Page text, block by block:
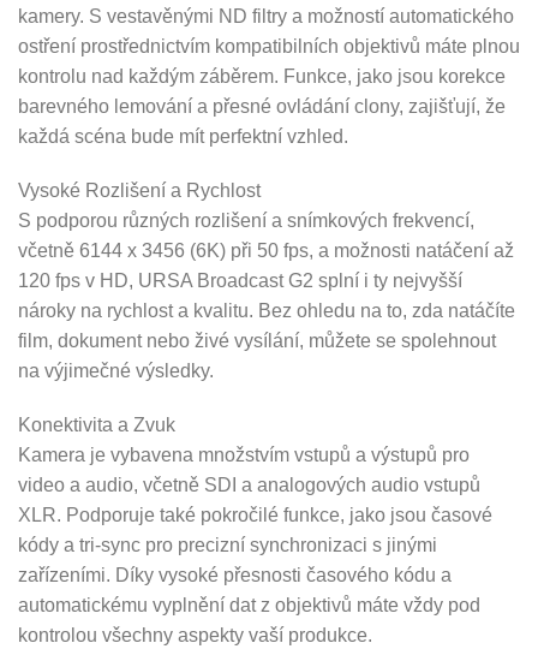
kamery. S vestavěnými ND filtry a možností automatického
ostření prostřednictvím kompatibilních objektivů máte plnou
kontrolu nad každým záběrem. Funkce, jako jsou korekce
barevného lemování a přesné ovládání clony, zajišťují, že
každá scéna bude mít perfektní vzhled.
Vysoké Rozlišení a Rychlost
S podporou různých rozlišení a snímkových frekvencí,
včetně 6144 x 3456 (6K) při 50 fps, a možnosti natáčení až
120 fps v HD, URSA Broadcast G2 splní i ty nejvyšší
nároky na rychlost a kvalitu. Bez ohledu na to, zda natáčíte
film, dokument nebo živé vysílání, můžete se spolehnout
na výjimečné výsledky.
Konektivita a Zvuk
Kamera je vybavena množstvím vstupů a výstupů pro
video a audio, včetně SDI a analogových audio vstupů
XLR. Podporuje také pokročilé funkce, jako jsou časové
kódy a tri-sync pro precizní synchronizaci s jinými
zařízeními. Díky vysoké přesnosti časového kódu a
automatickému vyplnění dat z objektivů máte vždy pod
kontrolou všechny aspekty vaší produkce.